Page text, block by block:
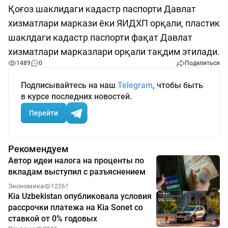
Қоғоз шаклидаги кадастр паспорти Давлат
хизматлари маркази ёки ЯИДХП орқали, пластик
шаклдаги кадастр паспорти фақат Давлат
хизматлари марказлари орқали тақдим этилади.
1489 0 Поделиться
Подписывайтесь на наш Telegram, чтобы быть
в курсе последних новостей.
Перейти
Рекомендуем
Автор идеи налога на проценты по
вкладам выступил с разъяснением
Экономика 12261
Kia Uzbekistan опубликовала условия
рассрочки платежа на Kia Sonet со
ставкой от 0% годовых